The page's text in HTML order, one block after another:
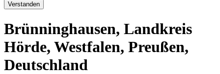
Verstanden
Brünninghausen, Landkreis
Hörde, Westfalen, Preußen,
Deutschland